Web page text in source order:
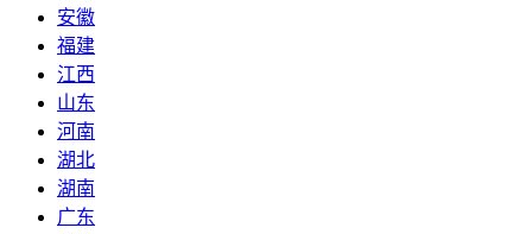
安徽
福建
江西
山东
河南
湖北
湖南
广东